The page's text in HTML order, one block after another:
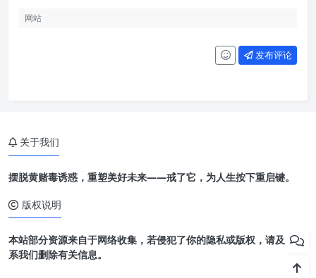
发布评论
关于我们
摆脱黄赌毒诱惑，重塑美好未来——戒了它，为人生按下重启键。
版权说明
本站部分资源来自于网络收集，若侵犯了你的隐私或版权，请及时联
系我们删除有关信息。